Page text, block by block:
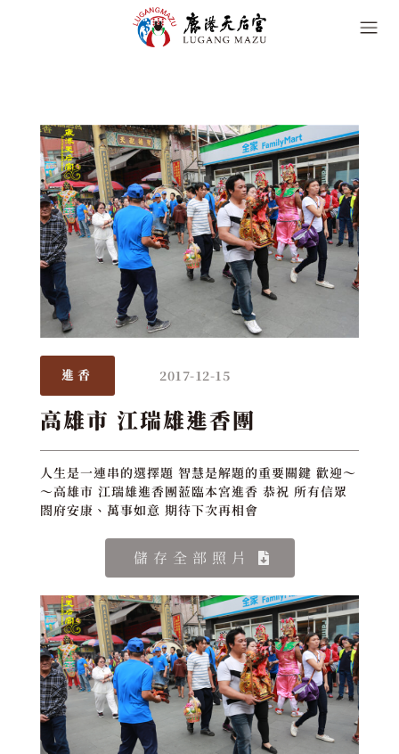
進香 2017-12-15
高雄市 江瑞雄進香團
人生是一連串的選擇題 智慧是解題的重要關鍵 歡迎～
～高雄市 江瑞雄進香團蒞臨本宮進香 恭祝 所有信眾
閤府安康、萬事如意 期待下次再相會
儲存全部照片